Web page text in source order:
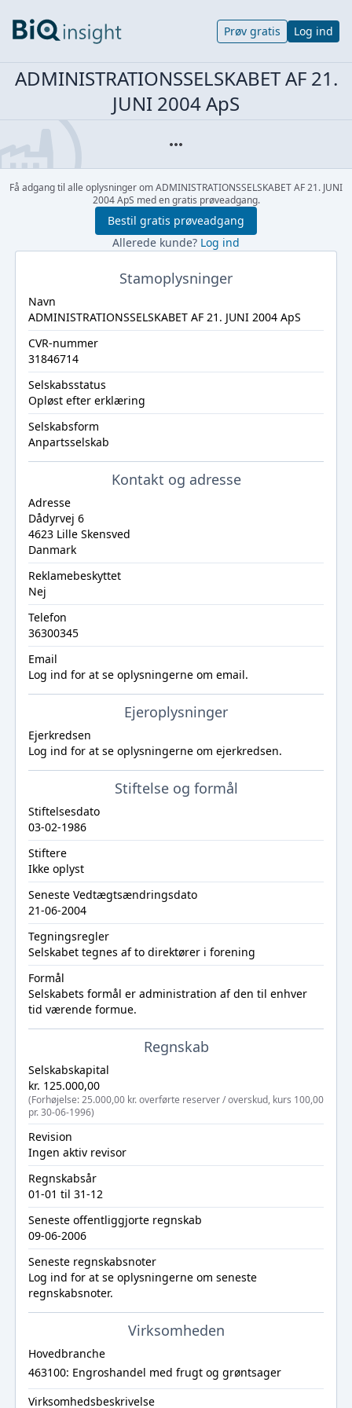
Prøv gratis Log ind
ADMINISTRATIONSSELSKABET AF 21.
JUNI 2004 ApS
Få adgang til alle oplysninger om ADMINISTRATIONSSELSKABET AF 21. JUNI
2004 ApS med en gratis prøveadgang.
Bestil gratis prøveadgang
Allerede kunde? Log ind
Stamoplysninger
Navn
ADMINISTRATIONSSELSKABET AF 21. JUNI 2004 ApS
CVR-nummer
31846714
Selskabsstatus
Opløst efter erklæring
Selskabsform
Anpartsselskab
Kontakt og adresse
Adresse
Dådyrvej 6
4623 Lille Skensved
Danmark
Reklamebeskyttet
Nej
Telefon
36300345
Email
Log ind for at se oplysningerne om email.
Ejeroplysninger
Ejerkredsen
Log ind for at se oplysningerne om ejerkredsen.
Stiftelse og formål
Stiftelsesdato
03-02-1986
Stiftere
Ikke oplyst
Seneste Vedtægtsændringsdato
21-06-2004
Tegningsregler
Selskabet tegnes af to direktører i forening
Formål
Selskabets formål er administration af den til enhver
tid værende formue.
Regnskab
Selskabskapital
kr. 125.000,00
(Forhøjelse: 25.000,00 kr. overførte reserver / overskud, kurs 100,00
pr. 30-06-1996)
Revision
Ingen aktiv revisor
Regnskabsår
01-01 til 31-12
Seneste offentliggjorte regnskab
09-06-2006
Seneste regnskabsnoter
Log ind for at se oplysningerne om seneste
regnskabsnoter.
Virksomheden
Hovedbranche
463100: Engroshandel med frugt og grøntsager
Virksomhedsbeskrivelse